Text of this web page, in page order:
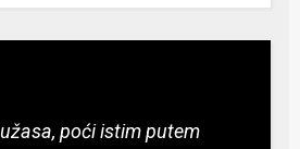
užasa, poći istim putem